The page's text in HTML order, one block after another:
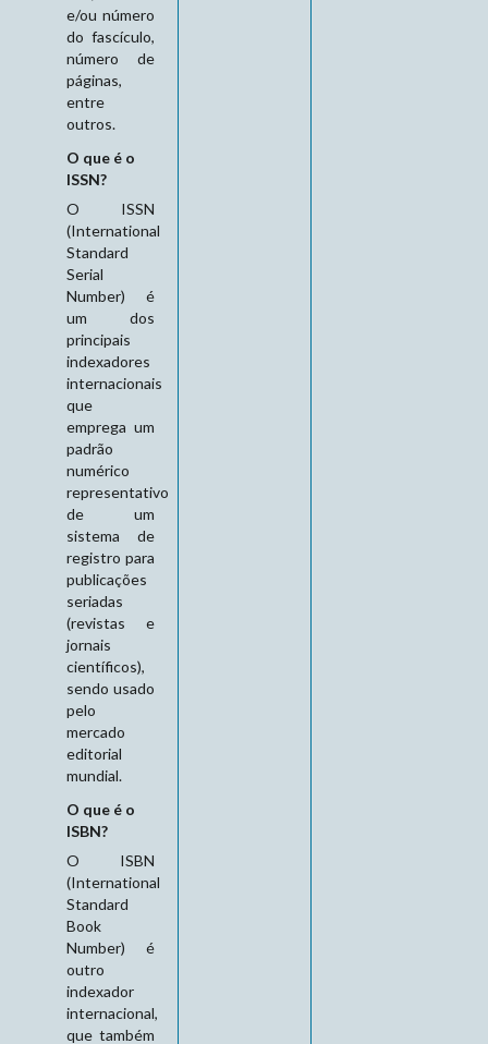
e/ou número
do fascículo,
número de
páginas,
entre
outros.
O que é o
ISSN?
O ISSN
(International
Standard
Serial
Number) é
um dos
principais
indexadores
internacionais
que
emprega um
padrão
numérico
representativo
de um
sistema de
registro para
publicações
seriadas
(revistas e
jornais
científicos),
sendo usado
pelo
mercado
editorial
mundial.
O que é o
ISBN?
O ISBN
(International
Standard
Book
Number) é
outro
indexador
internacional,
que também